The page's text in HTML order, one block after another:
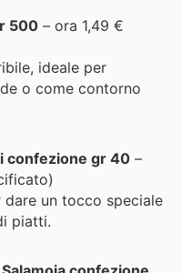
500 – ora 1,49 €
ideale per
o come contorno
confezione gr 40 –
un tocco speciale
piatti.